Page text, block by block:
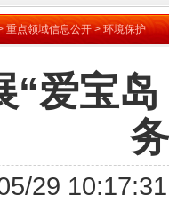
重点领域信息公开>环境保护
“爱宝
29